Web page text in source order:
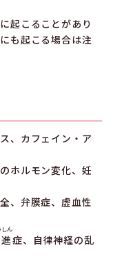
起こることがあり
も起こる場合は注
、カフェイン・ア
ホルモン変化、妊
、弁膜症、虚血性
しん
症、自律神経の乱